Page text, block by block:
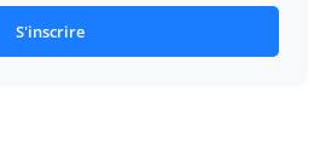
S'inscrire